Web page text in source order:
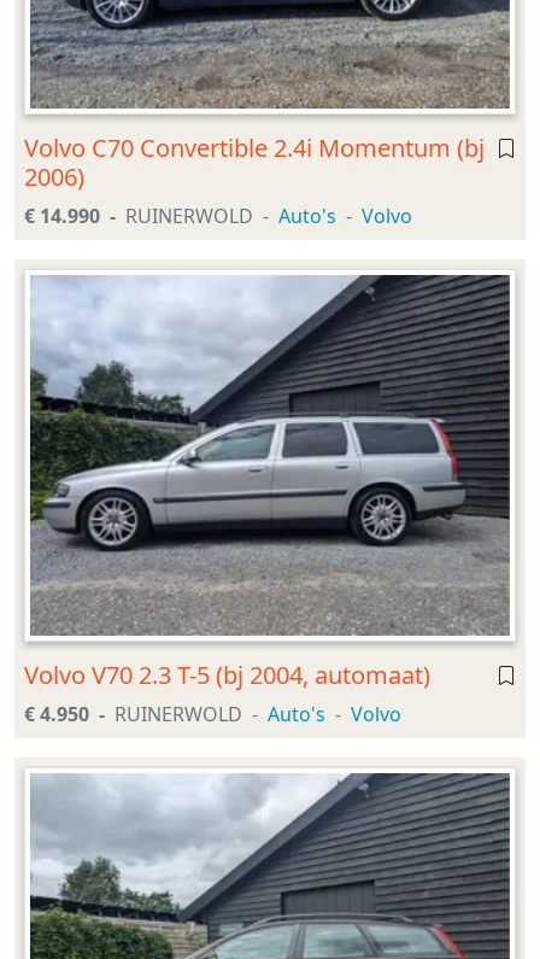
Volvo C70 Convertible 2.4i Momentum (bj
2006)
€ 14.990 RUINERWOLD Auto's Volvo
Volvo V70 2.3 T-5 (bj 2004, automaat)
€ 4.950 RUINERWOLD Auto's Volvo